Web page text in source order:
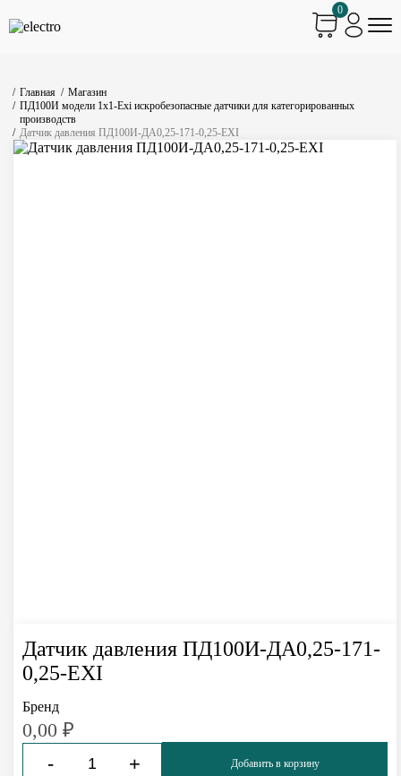
0
Главная
Магазин
ПД100И модели 1х1-Exi искробезопасные датчики для категорированных
производств
Датчик давления ПД100И-ДА0,25-171-0,25-EXI
Датчик давления ПД100И-ДА0,25-171-
0,25-EXI
Бренд
0,00 ₽
-
+
Добавить в корзину